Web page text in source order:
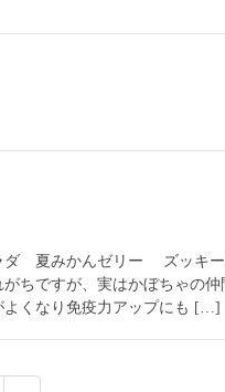
夏みかんゼリー ズッキー
ちですが、実はかぼちゃの仲
よくなり免疫力アップにも […]